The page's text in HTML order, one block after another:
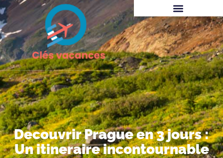
Decouvrir Prague en 3 jours :
Un itineraire incontournable